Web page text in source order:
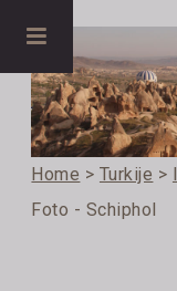
Home > Turkije >
Foto - Schiphol